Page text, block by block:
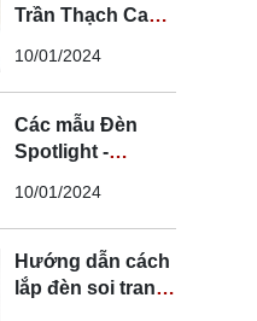
Trần Thạch Cao
Lắp Đèn Trần
Thạch Cao
10/01/2024
Các mẫu Đèn
Spotlight -
- Spotlight rọi ray
10/01/2024
Hướng dẫn cách
lắp đèn soi tranh